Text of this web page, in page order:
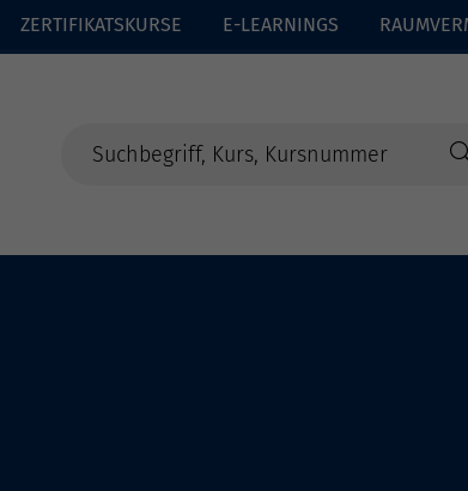
ZERTIFIKATSKURSE E-LEARNINGS